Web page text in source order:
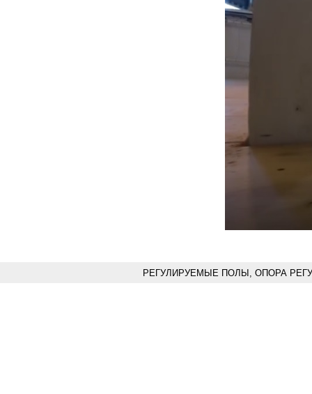
РЕГУЛИРУЕМЫЕ ПОЛЫ, ОПОРА